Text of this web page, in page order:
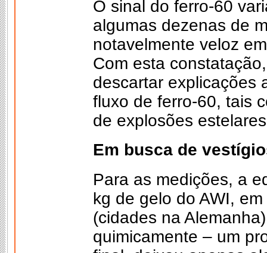
O sinal do ferro-60
algumas dezenas de
notavelmente veloz
Com esta
descartar explicações
fluxo de ferro-60, tais
de explosões
Em busca de
Para as medições, a
kg de gelo do AWI,
(cidades na
quimicamente – um